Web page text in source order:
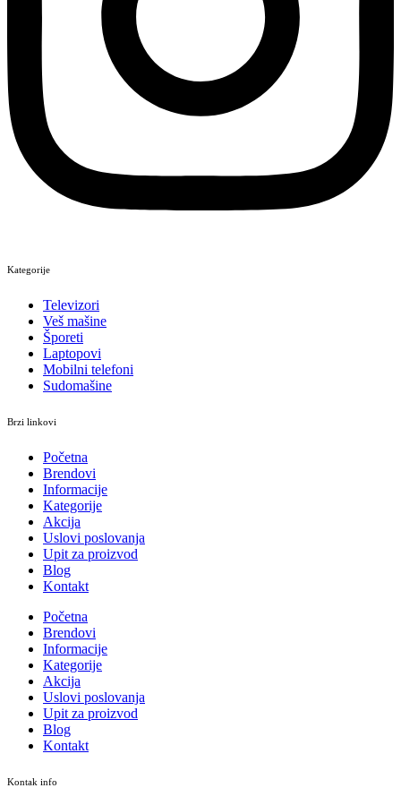
Kategorije
Televizori
Veš mašine
Šporeti
Laptopovi
Mobilni telefoni
Sudomašine
Brzi linkovi
Početna
Brendovi
Informacije
Kategorije
Akcija
Uslovi poslovanja
Upit za proizvod
Blog
Kontakt
Početna
Brendovi
Informacije
Kategorije
Akcija
Uslovi poslovanja
Upit za proizvod
Blog
Kontakt
Kontak info